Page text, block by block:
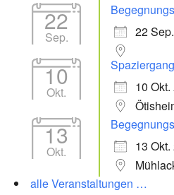
22
Sep.
22
10
Okt.
10 Okt.
13
Okt.
13 Okt.
alle Veranstaltungen …